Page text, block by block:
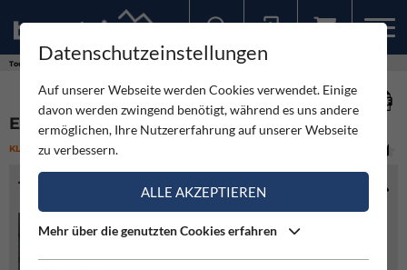
Touren
EISENERZER STEIG - KLETTERSTEIG
KLETTERSTEIG MITTEL
TOURENINFO
Datenschutzeinstellungen
Auf unserer Webseite werden Cookies verwendet. Einige
davon werden zwingend benötigt, während es uns andere
ermöglichen, Ihre Nutzererfahrung auf unserer Webseite
zu verbessern.
ALLE AKZEPTIEREN
Mehr über die genutzten Cookies erfahren